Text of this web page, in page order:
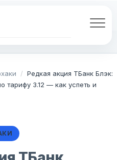
/ Редкая акция ТБанк Блэк:
тарифу 3.12 — как успеть и